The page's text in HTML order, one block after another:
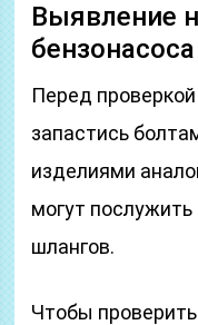
Выявление
Перед
запастись
изделиями
могут
шлангов.
Чтобы